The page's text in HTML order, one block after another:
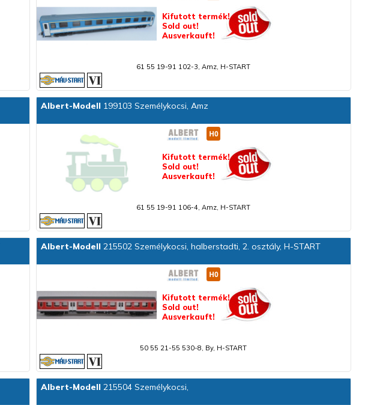
Kifutott termék!
Sold out!
Ausverkauft!
61 55 19-91 102-3, Amz, H-START
Albert-Modell199103 Személykocsi, Amz
Kifutott termék!
Sold out!
Ausverkauft!
61 55 19-91 106-4, Amz, H-START
Albert-Modell215502 Személykocsi, halberstadti, 2. osztály, H-START
Kifutott termék!
Sold out!
Ausverkauft!
50 55 21-55 530-8, By, H-START
Albert-Modell215504 Személykocsi,